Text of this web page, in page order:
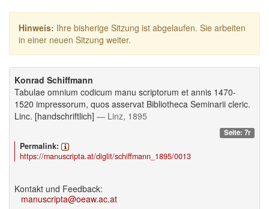
Hinweis: Ihre bisherige Sitzung ist abgelaufen. Sie arbeiten
in einer neuen Sitzung weiter.
Konrad Schiffmann
Tabulae omnium codicum manu scriptorum et annis 1470-
1520 impressorum, quos asservat Bibliotheca Seminarii cleric.
Linc. [handschriftlich] — Linz, 1895
Seite: 7r
Permalink:
https://manuscripta.at/diglit/schiffmann_1895/0013
Kontakt und Feedback:
manuscripta@oeaw.ac.at